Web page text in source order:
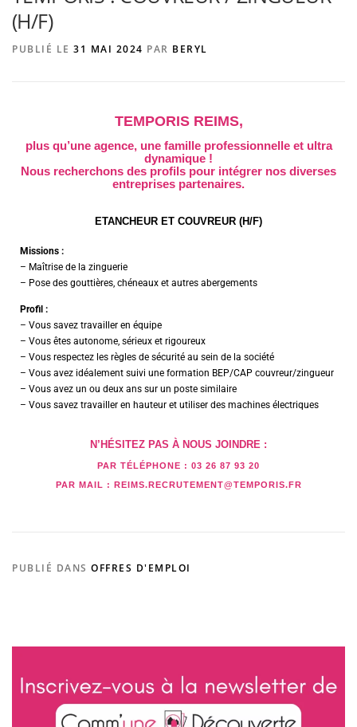
AGENCE DE PUBLICITÉ
(H/F)
PUBLIÉ LE 31 MAI 2024 PAR BERYL
TEMPORIS REIMS,
plus qu’une agence, une famille professionnelle et ultra
dynamique !
Nous recherchons des profils pour intégrer nos diverses
entreprises partenaires.
ETANCHEUR ET COUVREUR (H/F)
Missions :
– Maîtrise de la zinguerie
– Pose des gouttières, chéneaux et autres abergements
Profil :
– Vous savez travailler en équipe
– Vous êtes autonome, sérieux et rigoureux
– Vous respectez les règles de sécurité au sein de la société
– Vous avez idéalement suivi une formation BEP/CAP couvreur/zingueur
– Vous avez un ou deux ans sur un poste similaire
– Vous savez travailler en hauteur et utiliser des machines électriques
N’HÉSITEZ PAS À NOUS JOINDRE :
PAR TÉLÉPHONE : 03 26 87 93 20
PAR MAIL : REIMS.RECRUTEMENT@TEMPORIS.FR
PUBLIÉ DANS OFFRES D'EMPLOI